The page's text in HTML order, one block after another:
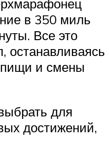
в 350 миль
Все это
останавливаясь
и смены
для
достижений,